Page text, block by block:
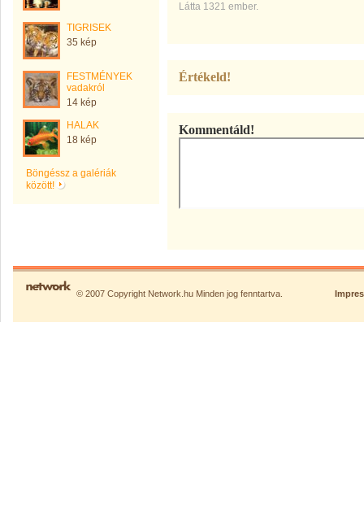
TIGRISEK
35 kép
FESTMÉNYEK
vadakról
14 kép
HALAK
18 kép
Böngéssz a galériák
között!
Látta 1321 ember.
Értékeld!
Kommentáld!
© 2007 Copyright Network.hu Minden jog fenntartva.